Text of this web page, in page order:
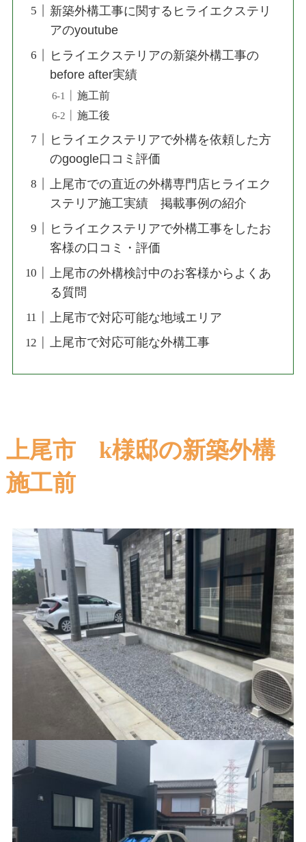
新築外構工事に関するヒライエクステリ
アのyoutube
ヒライエクステリアの新築外構工事の
before after実績
施工前
施工後
ヒライエクステリアで外構を依頼した方
のgoogle口コミ評価
上尾市での直近の外構専門店ヒライエク
ステリア施工実績 掲載事例の紹介
ヒライエクステリアで外構工事をしたお
客様の口コミ・評価
上尾市の外構検討中のお客様からよくあ
る質問
上尾市で対応可能な地域エリア
上尾市で対応可能な外構工事
上尾市 k様邸の新築外構
施工前